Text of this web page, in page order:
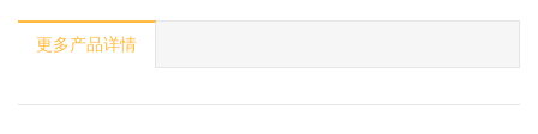
更多产品详情